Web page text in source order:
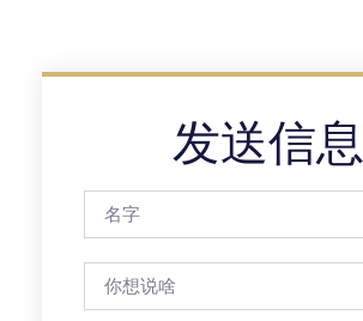
发送信息